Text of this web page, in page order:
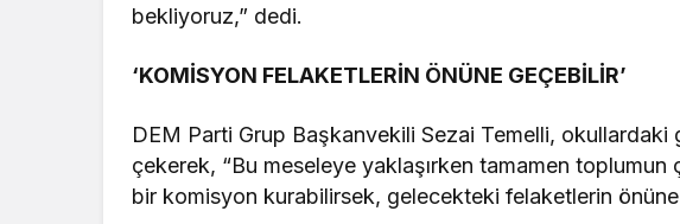
bekliyoruz,” dedi.
‘KOMİSYON FELAKETLERİN ÖNÜNE GEÇEBİLİR’
DEM Parti Grup Başkanvekili Sezai Temelli,
çekerek, “Bu meseleye yaklaşırken tamamen toplumun
bir komisyon kurabilirsek, gelecekteki felaketlerin